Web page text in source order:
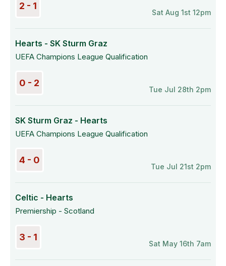
2 - 1
Sat Aug 1st 12pm
Hearts - SK Sturm Graz
UEFA Champions League Qualification
0 - 2
Tue Jul 28th 2pm
SK Sturm Graz - Hearts
UEFA Champions League Qualification
4 - 0
Tue Jul 21st 2pm
Celtic - Hearts
Premiership - Scotland
3 - 1
Sat May 16th 7am